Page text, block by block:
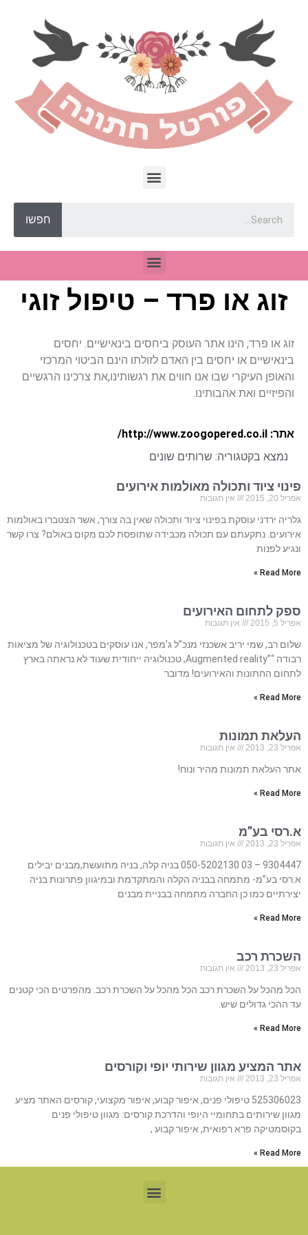
חפשו
זוג או פרד – טיפול זוגי
זוג או פרד, הינו אתר העוסק ביחסים בינאישיים. יחסים
בינאישיים או יחסים בין האדם לזולתו הינם הביטוי המרכזי
והאופן העיקרי שבו אנו חווים את רגשותינו,את צרכינו הרגשיים
והפיזיים ואת אהבותינו.
אתר: http://www.zoogopered.co.il/
נמצא בקטגוריה: שרותים שונים
פינוי ציוד ותכולה מאולמות אירועים
אפריל 20, 2015 אין תגובות
גלריה ירדני עוסקת בפינוי ציוד ותכולה שאין בה צורך, אשר הצטברו באולמות
אירועים. נתקעתם עם תכולה מכבידה שתופסת לכם מקום באולם? צרו קשר
ונגיע לפנות
Read More »
ספק לתחום האירועים
אפריל 5, 2015 אין תגובות
שלום רב, שמי יריב אשכנזי מנכ”ל ג’מפר, אנו עוסקים בטכנולוגיה של מציאות
רבודה “”Augmented reality, טכנולוגיה ייחודית שעוד לא נראתה בארץ
לתחום החתונות והאירועים! מדובר
Read More »
העלאת תמונות
אפריל 23, 2013 אין תגובות
אתר העלאת תמונות מהיר ונוח!
Read More »
א.רסי בע”מ
אפריל 23, 2013 אין תגובות
9304447 – 03 050-5202130 בניה קלה, בניה מתועשת,מבנים יבילים
א.רסי בע”מ- מתמחה בבניה הקלה והמתקדמת ובמיגוון פתרונות בניה
יצירתיים כמו כן החברה מתמחה בבניית מבנים
Read More »
השכרת רכב
אפריל 23, 2013 אין תגובות
הכל מהכל על השכרת רכב הכל מהכל על השכרת רכב. מהפרטים הכי קטנים
עד ההכי גדולים שיש.
Read More »
אתר המציע מגוון שירותי יופי וקורסים
אפריל 23, 2013 אין תגובות
525306023 טיפולי פנים, איפור קבוע, איפור מקצועי, קורסים האתר מציע
מגוון שירותים בתחומיי היופי והדרכת קורסים: מגוון טיפולי פנים
בקוסמטיקה פרא רפואית, איפור קבוע ,
Read More »